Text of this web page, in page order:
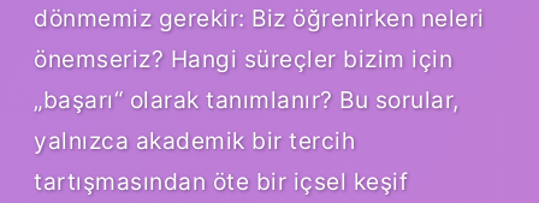
dönmemiz gerekir: Biz öğrenirken neleri
önemseriz? Hangi süreçler bizim için
„başarı“ olarak tanımlanır? Bu sorular,
yalnızca akademik bir tercih
tartışmasından öte bir içsel keşif